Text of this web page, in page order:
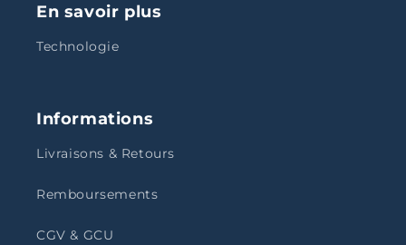
En savoir plus
Technologie
Informations
Livraisons & Retours
Remboursements
CGV & GCU